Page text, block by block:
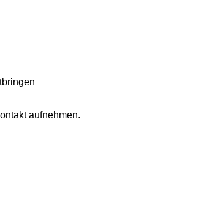
aufnehmen.